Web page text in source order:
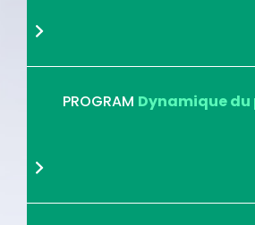
PROGRAM Dynamique